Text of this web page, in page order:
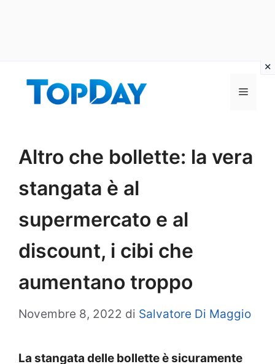
Menu
Altro che bollette: la vera
stangata è al
supermercato e al
discount, i cibi che
aumentano troppo
Novembre 8, 2022 di Salvatore Di Maggio
La stangata delle bollette è sicuramente